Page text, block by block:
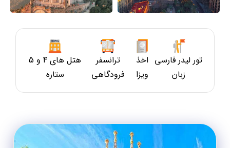
تور لیدر فارسی
زبان
اخذ
ویزا
ترانسفر
فرودگاهی
هتل های 4 و 5
ستاره